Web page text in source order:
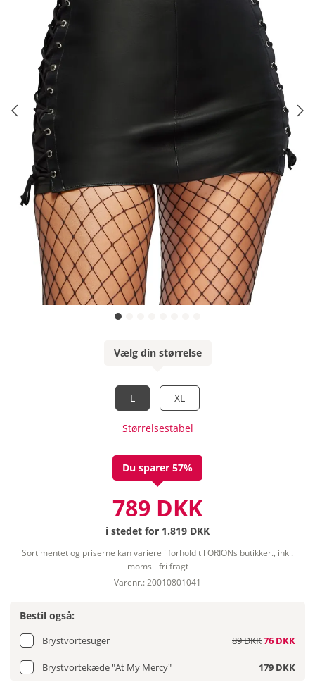
Vælg din størrelse
L XL
Størrelsestabel
Du sparer 57%
789 DKK
i stedet for 1.819 DKK
Sortimentet og priserne kan variere i forhold til ORIONs butikker., inkl.
moms - fri fragt
Varenr.: 20010801041
Bestil også:
Brystvortesuger 89 DKK76 DKK
Brystvortekæde "At My Mercy" 179 DKK